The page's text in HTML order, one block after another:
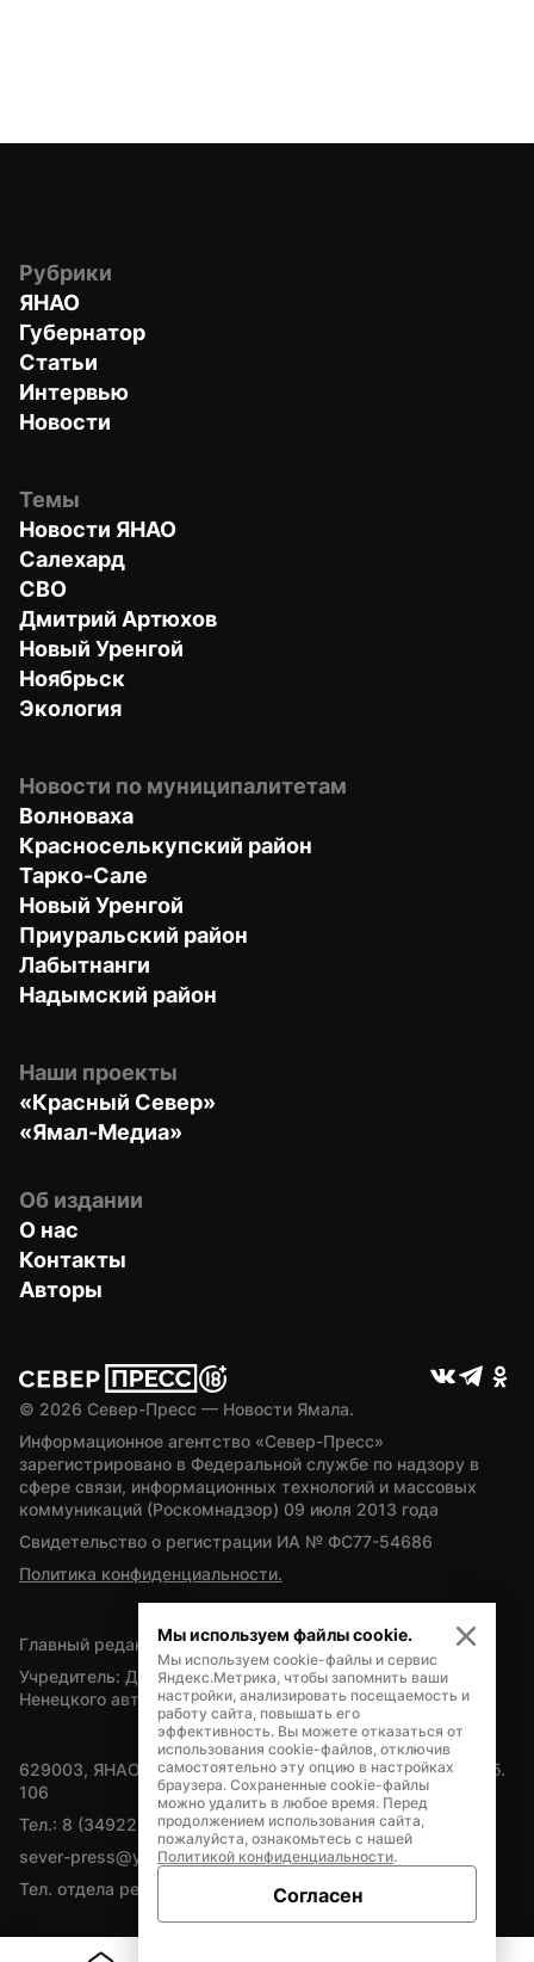
Рубрики
ЯНАО
Губернатор
Статьи
Интервью
Новости
Темы
Новости ЯНАО
Салехард
СВО
Дмитрий Артюхов
Новый Уренгой
Ноябрьск
Экология
Новости по муниципалитетам
Волноваха
Красноселькупский район
Тарко-Сале
Новый Уренгой
Приуральский район
Лабытнанги
Надымский район
Наши проекты
«Красный Север»
«Ямал-Медиа»
Об издании
О нас
Контакты
Авторы
© 2026 Север-Пресс — Новости Ямала.
Информационное агентство «Север-Пресс»
зарегистрировано в Федеральной службе по надзору в
сфере связи, информационных технологий и массовых
коммуникаций (Роскомнадзор) 09 июля 2013 года
Свидетельство о регистрации ИА № ФС77-54686
Политика конфиденциальности.
Главный редактор — А.Л. Поздеев
Учредитель: Департамент внутренней политики Ямало-
Ненецкого автономного округа
629003, ЯНАО, Салехард, мкр. Богдана Кнунянца, д.1, каб.
106
Тел.: 8 (34922) 71262
sever-press@yamal-media.ru
Тел. отдела рекламы: 8 (34922) 42728
Мы используем файлы cookie.
Мы используем cookie-файлы и сервис
Яндекс.Метрика, чтобы запомнить ваши
настройки, анализировать посещаемость и
работу сайта, повышать его
эффективность. Вы можете отказаться от
использования cookie-файлов, отключив
самостоятельно эту опцию в настройках
браузера. Сохраненные cookie-файлы
можно удалить в любое время. Перед
продолжением использования сайта,
пожалуйста, ознакомьтесь с нашей
Политикой конфиденциальности.
Согласен